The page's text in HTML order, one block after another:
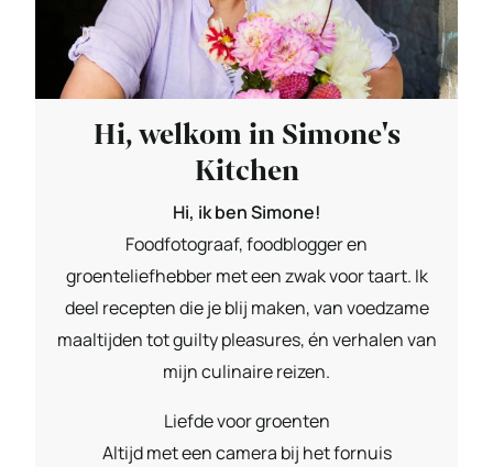
Hi, welkom in Simone's
Kitchen
Hi, ik ben Simone!
Foodfotograaf, foodblogger en
groenteliefhebber met een zwak voor taart. Ik
deel recepten die je blij maken, van voedzame
maaltijden tot guilty pleasures, én verhalen van
mijn culinaire reizen.
Liefde voor groenten
Altijd met een camera bij het fornuis